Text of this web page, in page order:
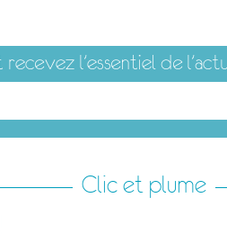
Clic et plume